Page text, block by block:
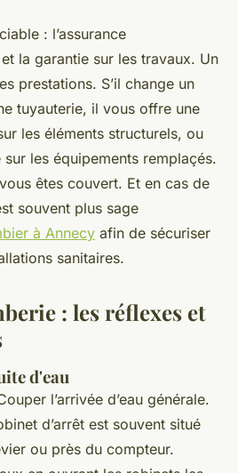
: l’assurance
et la garantie sur les travaux. Un
prestations. S’il change un
tuyauterie, il vous offre une
les éléments structurels, ou
les équipements remplaçés.
êtes couvert. Et en cas de
souvent plus sage
à Annecy afin de sécuriser
sanitaires.
: les réflexes et
d'eau
l’arrivée d’eau générale.
d’arrêt est souvent situé
ou près du compteur.